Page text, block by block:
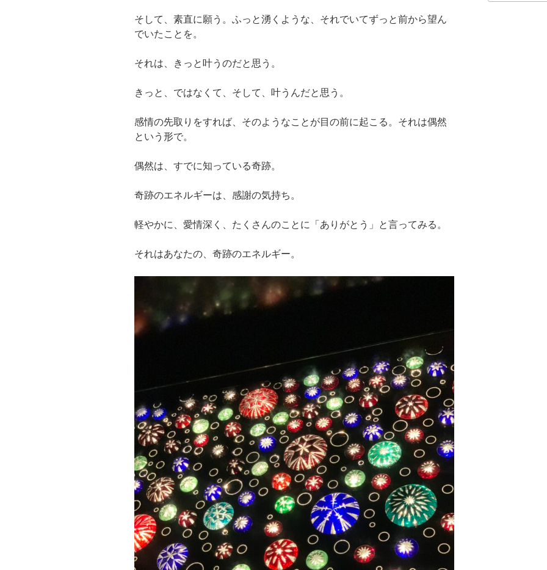
そして、素直に願う。ふっと湧くような、それでいてずっと前から望ん
でいたことを。
それは、きっと叶うのだと思う。
きっと、ではなくて、そして、叶うんだと思う。
感情の先取りをすれば、そのようなことが目の前に起こる。それは偶然
という形で。
偶然は、すでに知っている奇跡。
奇跡のエネルギーは、感謝の気持ち。
軽やかに、愛情深く、たくさんのことに「ありがとう」と言ってみる。
それはあなたの、奇跡のエネルギー。